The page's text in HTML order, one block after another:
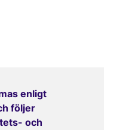
enligt
följer
och